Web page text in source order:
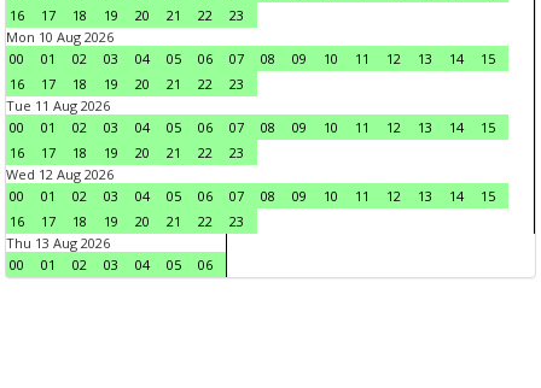
16
17 18 19 20 21 22
23
Mon 10 Aug 2026
00
01 02 03 04 05 06 07 08 09 10 11 12 13 14
15
16
17 18 19 20 21 22
23
Tue 11 Aug 2026
00
01 02 03 04 05 06 07 08 09 10 11 12 13 14
15
16
17 18 19 20 21 22
23
Wed 12 Aug 2026
00
01 02 03 04 05 06 07 08 09 10 11 12 13 14
15
16
17 18 19 20 21 22
23
Thu 13 Aug 2026
00
01 02 03 04 05 06